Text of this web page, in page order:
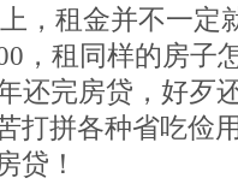
，租金并不一定
，租同样的房子
还完房贷，好歹
打拼各种省吃俭
贷！